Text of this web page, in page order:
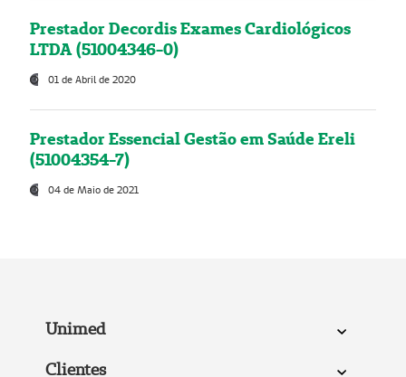
Prestador Decordis Exames Cardiológicos
LTDA (51004346-0)
01 de Abril de 2020
Prestador Essencial Gestão em Saúde Ereli
(51004354-7)
04 de Maio de 2021
Unimed
Clientes